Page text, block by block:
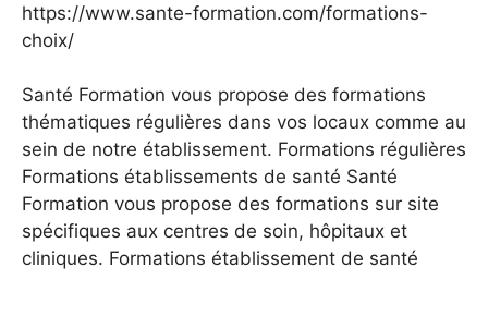
https://www.sante-formation.com/formations-
choix/
Santé Formation vous propose des formations
thématiques régulières dans vos locaux comme au
sein de notre établissement. Formations régulières
Formations établissements de santé Santé
Formation vous propose des formations sur site
spécifiques aux centres de soin, hôpitaux et
cliniques. Formations établissement de santé